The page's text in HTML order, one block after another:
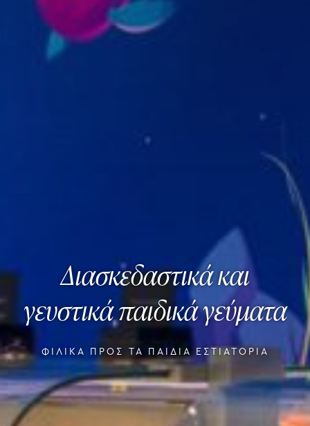
Διασκεδαστικά και
γευστικά παιδικά γεύματα
ΦΙΛΙΚΑ ΠΡΟΣ ΤΑ ΠΑΙΔΙΑ ΕΣΤΙΑΤΟΡΙΑ